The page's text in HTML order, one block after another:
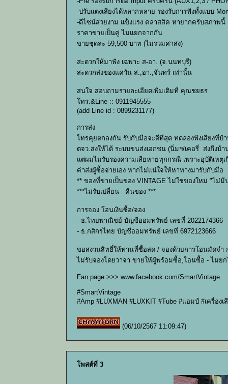
-ปรับแต่งเสียงได้หลากหลาย รองรับการฟังทั้งแบบ
-ดีไซน์สวยงาม แข็งแรง คลาสสิค หายากครับสภาพนี้
ราคาขายเป็นคู่ ไม่แยกจากกัน
ขายชุดละ 59,500 บาท (ไม่รวมค่าส่ง)
สะดวกให้มาฟัง เฉพาะ ส-อา. (จ.นนทบุรี)
สะดวกส่งของแค่วัน ส.,อา.,จันทร์ เท่านั้น
สนใจ สอบถามรายละเอียดเพิ่มเติมที่ คุณชยธร
โทร.&Line :: 0911945555
(add Line id : 0899231177)
การส่ง
โทรคุยตกลงกัน รับกับมือจะดีที่สุด ทดลองฟังเสียงที่บ้
ตจว.ส่งให้ได้ ระบบขนส่งเอกชน (นิ่มฯ/เคอรี่ ส่งถึงบ้
แต่ผมไม่รับรองความเสียหายทุกกรณี เพราะอุบัติเหตุ
ค่าส่งผู้ซื้อจ่ายเอง หากไม่แน่ใจให้หาทางมารับกับมือ
** ของที่ขายเป็นของ VINTAGE ไม่ใช่ของใหม่ "ไม่มี
***ไม่รับเปลี่ยน - คืนของ ***
การจอง โอนเงินซื้อ/จอง
- ธ.ไทยพาณิชย์ บัญชีออมทรัพย์ เลขที่ 2022174366
- ธ.กสิกรไทย บัญชีออมทรัพย์ เลขที่ 6972123666
ขอสงวนสิทธิ์ให้ท่านที่ซื้อสด / จองด้วยการโอนมัดจำ
ไม่รับจองโดยวาจา ขายให้ผู้พร้อมซื้อ,โอนซื้อ - ไม่ย
Fan page >>> www.facebook.com/SmartVintage
#SmartVintage
#Amp #LUXMAN #LUXKIT #Tube #แอมป์ #เครื่องเ
(06/10/2567 11:09:47)
โพสต์ที่ 3